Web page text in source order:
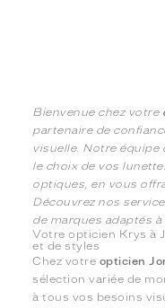
Bienvenue chez votre
partenaire de
visuelle. Notre équipe
le choix de vos
optiques, en vous
Découvrez nos
de marques adaptés à
Votre opticien Krys à
et de styles
Chez votre opticien
sélection variée de
à tous vos besoins